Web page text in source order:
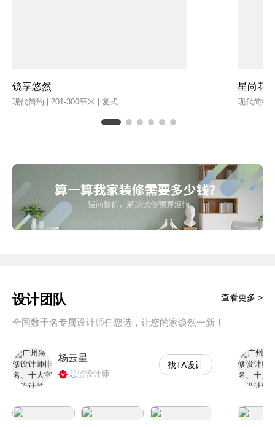
镜享悠然
现代简约 | 201-300平米 | 复式
星尚花
现代简约
设计团队
全国数千名专属设计师任您选，让您的家焕然一新！
查看更多 >
杨云星
总监设计师
找TA设计